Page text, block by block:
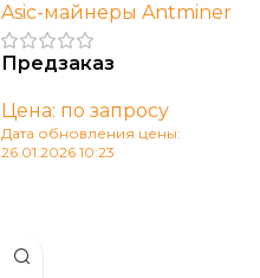
Asic-майнеры Antminer
Предзаказ
Цена: по запросу
Дата обновления цены:
26.01.2026 10:23